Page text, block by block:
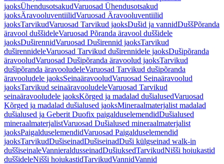
jaoksÜhendusotsakudVaruosad Ühendusotsakud
jaoksÄravooluventiilidVaruosad Äravooluventiilid
jaoksTarvikudVaruosad Tarvikud jaoksDušid ja vannidDuššPõranda
äravool duššideleVaruosad Põranda äravool duššidele
jaoksDuširennidVaruosad Duširennid jaoksTarvikud
duširennideleVaruosad Tarvikud duširennidele jaoksDušipõranda
äravooludVaruosad Dušipõranda äravoolud jaoksTarvikud
dušipõranda äravooludeleVaruosad Tarvikud dušipõranda
äravooludele jaoksSeinaäravooludVaruosad Seinaäravoolud
jaoksTarvikud seinaäravooludeleVaruosad Tarvikud
seinaäravooludele jaoksKõrged ja madalad dušialusedVaruosad
Kõrged ja madalad dušialused jaoksMineraalmaterjalist madalad
dušialused ja Geberit Duofix paigalduselemendidDušialused
mineraalmaterjalistVaruosad Dušialused mineraalmaterjalist
jaoksPaigalduselemendidVaruosad Paigalduselemendid
jaoksTarvikudDušiseinadDušiseinadDuši külgseinad walk-in
duššiseinaleVannieraldusseinadDušiuksedTarvikudNišši hoiukastid
duššideleNišši hoiukastidTarvikudVannidVannid